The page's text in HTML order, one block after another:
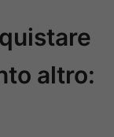
altro: